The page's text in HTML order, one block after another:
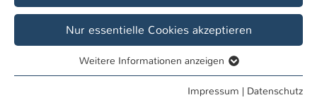
Nur essentielle Cookies akzeptieren
Essentielle Cookies werden für grundlegende Funktionen
Weitere Informationen anzeigen
Impressum | Datenschutz